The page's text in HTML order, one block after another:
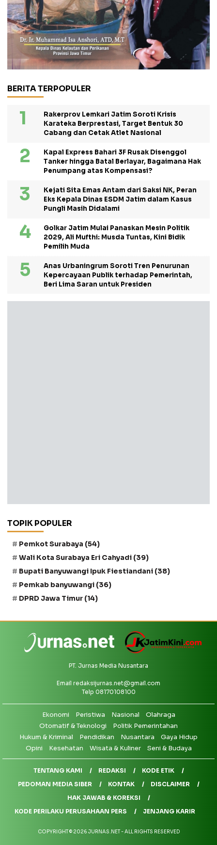
BERITA TERPOPULER
Rakerprov Lemkari Jatim Soroti Krisis
Karateka Berprestasi, Target Bentuk 30
Cabang dan Cetak Atlet Nasional
Kapal Express Bahari 3F Rusak Disenggol
Tanker hingga Batal Berlayar, Bagaimana Hak
Penumpang atas Kompensasi?
Kejati Sita Emas Antam dari Saksi NK, Peran
Eks Kepala Dinas ESDM Jatim dalam Kasus
Pungli Masih Didalami
Golkar Jatim Mulai Panaskan Mesin Politik
2029, Ali Mufthi: Musda Tuntas, Kini Bidik
Pemilih Muda
Anas Urbaningrum Soroti Tren Penurunan
Kepercayaan Publik terhadap Pemerintah,
Beri Lima Saran untuk Presiden
TOPIK POPULER
Pemkot Surabaya (54)
Wali Kota Surabaya Eri Cahyadi (39)
Bupati Banyuwangi Ipuk Fiestiandani (38)
Pemkab banyuwangi (36)
DPRD Jawa Timur (14)
PT. Jurnas Media Nusantara
Email redaksijurnas.net@gmail.com
Telp 08170108100
Ekonomi Peristiwa Nasional
Olahraga
Otomatif & Teknologi
Politik Pemerintahan
Hukum & Kriminal
Pendidikan Nusantara
Gaya Hidup
Opini
Kesehatan Wisata & Kuliner Seni & Budaya
TENTANG KAMI REDAKSI
KODE ETIK
PEDOMAN MEDIA SIBER
KONTAK
DISCLAIMER
HAK JAWAB & KOREKSI
KODE PERILAKU PERUSAHAAN PERS
JENJANG KARIR
COPYRIGHT © 2026 JURNAS.NET - ALL RIGHTS RESERVED